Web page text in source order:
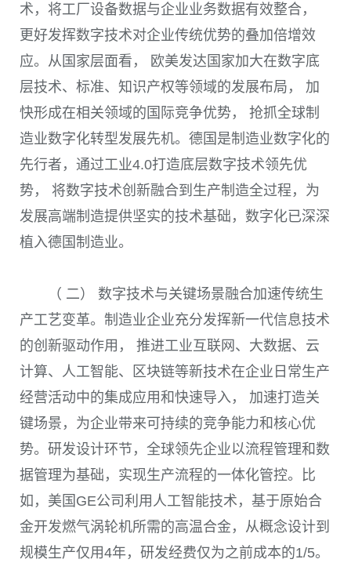
术，将工厂设备数据与企业业务数据有效整合，
更好发挥数字技术对企业传统优势的叠加倍增效
应。从国家层面看， 欧美发达国家加大在数字底
层技术、标准、知识产权等领域的发展布局， 加
快形成在相关领域的国际竞争优势， 抢抓全球制
造业数字化转型发展先机。德国是制造业数字化的
先行者，通过工业4.0打造底层数字技术领先优
势， 将数字技术创新融合到生产制造全过程，为
发展高端制造提供坚实的技术基础，数字化已深深
植入德国制造业。
（ 二） 数字技术与关键场景融合加速传统生
产工艺变革。制造业企业充分发挥新一代信息技术
的创新驱动作用， 推进工业互联网、大数据、云
计算、人工智能、区块链等新技术在企业日常生产
经营活动中的集成应用和快速导入， 加速打造关
键场景，为企业带来可持续的竞争能力和核心优
势。研发设计环节，全球领先企业以流程管理和数
据管理为基础，实现生产流程的一体化管控。比
如，美国 GE公司利用人工智能技术，基于原始合
金开发燃气涡轮机所需的高温合金，从概念设计到
规模生产仅用4年，研发经费仅为之前成本的1/5。